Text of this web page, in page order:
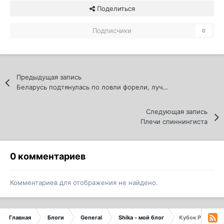
Поделиться
Подписчики 0
Предыдущая запись
Беларусь подтянулась по ловли форели, лучшее место для ловли форели и отдыха всей семьёй.
Следующая запись
Плечи спиннингиста
0 комментариев
Комментариев для отображения не найдено.
Главная Блоги General Shika - мой блог Кубок России